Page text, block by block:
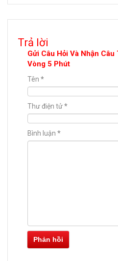
Trả lời
Gửi Câu Hỏi Và Nhận
Vòng 5 Phút
Tên *
Thư điện tử*
Bình luận *
Phản hồi